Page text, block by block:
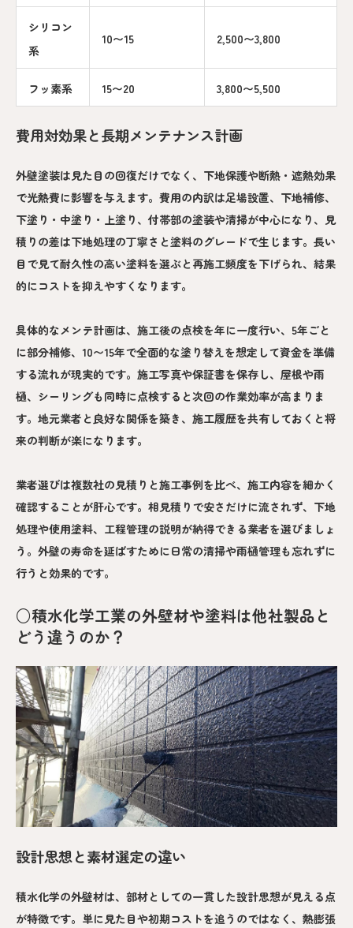
シリコン
系
10〜15 2,500〜3,800
フッ素系 15〜20 3,800〜5,500
費用対効果と長期メンテナンス計画
外壁塗装は見た目の回復だけでなく、下地保護や断熱・遮熱効果
で光熱費に影響を与えます。費用の内訳は足場設置、下地補修、
下塗り・中塗り・上塗り、付帯部の塗装や清掃が中心になり、見
積りの差は下地処理の丁寧さと塗料のグレードで生じます。長い
目で見て耐久性の高い塗料を選ぶと再施工頻度を下げられ、結果
的にコストを抑えやすくなります。
具体的なメンテ計画は、施工後の点検を年に一度行い、5年ごと
に部分補修、10〜15年で全面的な塗り替えを想定して資金を準備
する流れが現実的です。施工写真や保証書を保存し、屋根や雨
樋、シーリングも同時に点検すると次回の作業効率が高まりま
す。地元業者と良好な関係を築き、施工履歴を共有しておくと将
来の判断が楽になります。
業者選びは複数社の見積りと施工事例を比べ、施工内容を細かく
確認することが肝心です。相見積りで安さだけに流されず、下地
処理や使用塗料、工程管理の説明が納得できる業者を選びましょ
う。外壁の寿命を延ばすために日常の清掃や雨樋管理も忘れずに
行うと効果的です。
○積水化学工業の外壁材や塗料は他社製品と
どう違うのか？
設計思想と素材選定の違い
積水化学の外壁材は、部材としての一貫した設計思想が見える点
が特徴です。単に見た目や初期コストを追うのではなく、熱膨張